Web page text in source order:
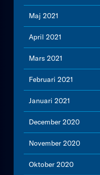
Maj 2021
April 2021
Mars 2021
Februari 2021
Januari 2021
December 2020
November 2020
Oktober 2020